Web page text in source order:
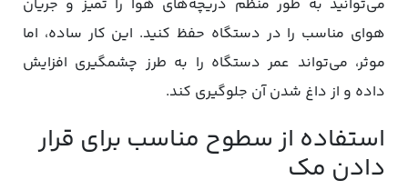
می‌توانید به طور منظم دریچه‌های هوا را تمیز و جریان
هوای مناسب را در دستگاه حفظ کنید. این کار ساده، اما
موثر، می‌تواند عمر دستگاه را به طرز چشمگیری افزایش
داده و از داغ شدن آن جلوگیری کند.
استفاده از سطوح مناسب برای قرار
دادن مک